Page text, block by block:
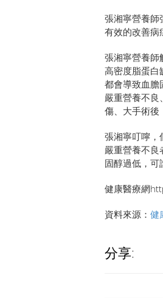
張湘寧營養師
有效的改善病
張湘寧營養師
高密度脂蛋白
都會導致血膽
嚴重營養不良
傷、大手術後
張湘寧叮嚀
嚴重營養不
固醇過低，可
健康醫療網
資料來源： 健
分享: